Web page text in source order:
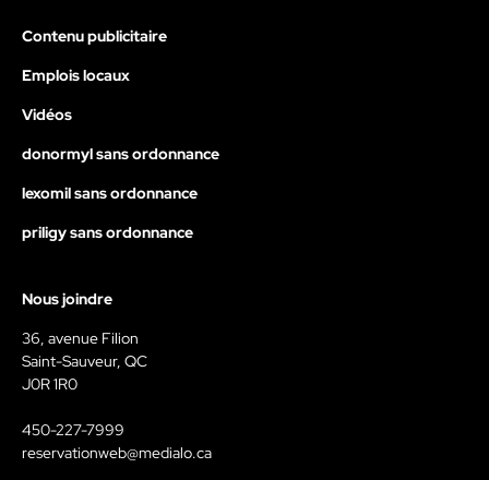
Contenu publicitaire
Emplois locaux
Vidéos
donormyl sans ordonnance
lexomil sans ordonnance
priligy sans ordonnance
Nous joindre
36, avenue Filion
Saint-Sauveur, QC
J0R 1R0
450-227-7999
reservationweb@medialo.ca